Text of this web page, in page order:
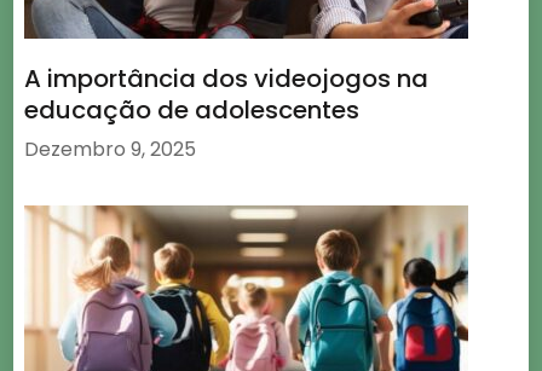
A importância dos videojogos na
educação de adolescentes
Dezembro 9, 2025